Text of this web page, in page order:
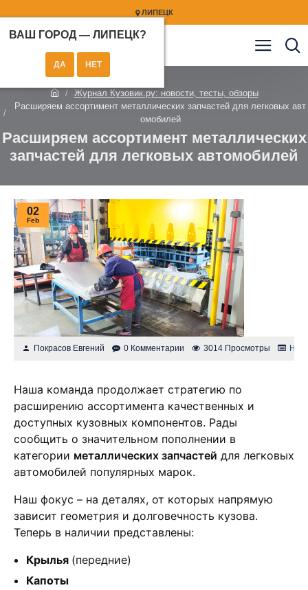
ЛИПЕЦК
ВАШ ГОРОД — ЛИПЕЦК?
Журнал Кузовик.ру: новости, тесты, обзоры
Расширяем ассортимент металлических запчастей для легковых авт
омобилей
Расширяем ассортимент металлических
запчастей для легковых автомобилей
02
Feb
Покрасов Евгений 0 Комментарии 3014 Просмотры
Наша команда продолжает стратегию по
расширению ассортимента качественных и
доступных кузовных компонентов. Рады
сообщить о значительном пополнении в
категории металлических запчастей для легковых
автомобилей популярных марок.
Наш фокус – на деталях, от которых напрямую
зависит геометрия и долговечность кузова.
Теперь в наличии представлены:
Крылья (передние)
Капоты